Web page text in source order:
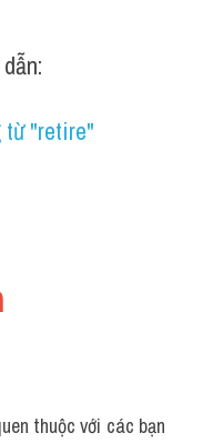
từ "retire"
thuộc với các bạn